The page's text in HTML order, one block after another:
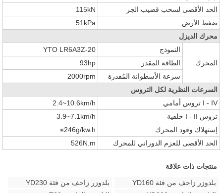
الحد الأقصى لسحب قضيب الجر
115kN
ضغط الأرض
51kPa
محرك الديزل
المحرك
النموذج
YTO LR6A3Z-20
الطاقة المقدر
93hp
سرعة الأسطوانة المُقدرة
2000rpm
السرعات النظرية لكل التروس
I - IV تروس أمامي
2.4~10.6km/h
تروس I - II خلفية
3.9~7.1km/h
إستهلاك وقود المحرك
≤246g/kw.h
الحد الأقصى للعزم الدوراني للمحرك
526N.m
منتجات ذات علاقة
بلدوزر زاحف من فئة YD160
بلدوزر زاحف من فئة YD230